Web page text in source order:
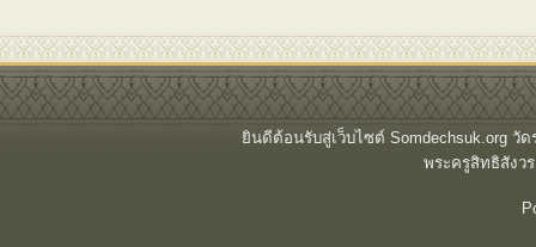
ยินดีต้อนรับสู่เว็บไซต์ Somdechsuk.org วั
พระครูสิทธิสัง